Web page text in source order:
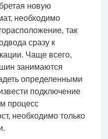
новую
необходимо
так
сразу к
Чаще всего,
занимаются
определенными
подключение
процесс
необходимо только